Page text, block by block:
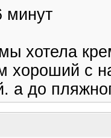
минут
хотела
хороший с
до